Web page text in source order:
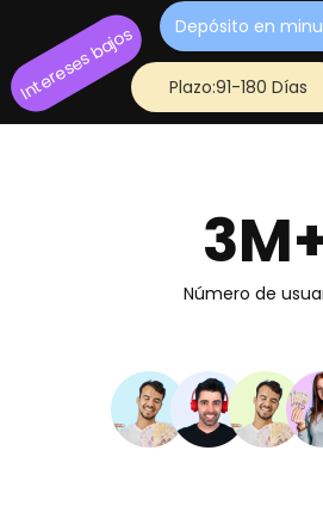
Depósito en
Intereses bajos Plazo:91-180 Días
Número de